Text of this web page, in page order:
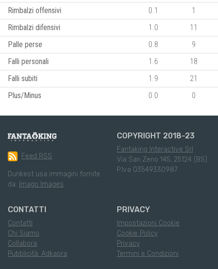
Rimbalzi offensivi
0.1
1
Rimbalzi difensivi
1.0
11
Palle perse
0.8
9
Falli personali
1.6
18
Falli subiti
1.9
21
Plus/Minus
0.0 0
Feed RSS
Dunkest usa immagini fornite
da: Imago Images
COPYRIGHT 2018-23
Fantaking Interactive Srl
Via San Zeno 145, 25124 (BS)
P.Iva 03549330987
CONTATTI
Contatti
Chi Siamo
Collabora
Pubblicità: Adkaora
PRIVACY
Impostazioni Cookie
Cookie Policy
Privacy
Termini e Condizioni